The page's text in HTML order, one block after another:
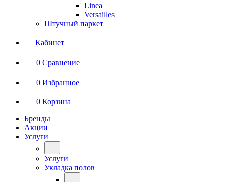
Linea
Versailles
Штучный паркет
Кабинет
0 Сравнение
0 Избранное
0 Корзина
Бренды
Акции
Услуги
Услуги
Укладка полов